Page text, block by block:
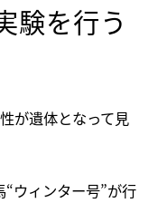
験を行う
が遺体となって見
ウィンター号”が行